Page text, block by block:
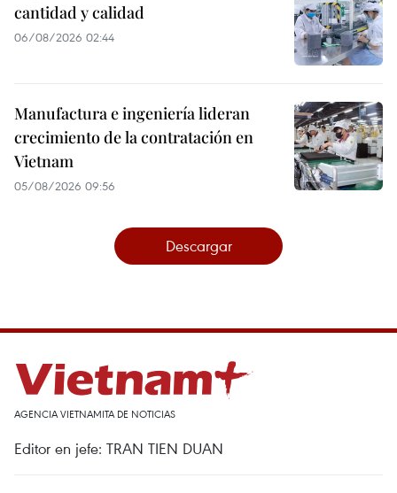
cantidad y calidad
06/08/2026 02:44
Manufactura e ingeniería lideran
crecimiento de la contratación en
Vietnam
05/08/2026 09:56
Descargar
AGENCIA VIETNAMITA DE NOTICIAS
Editor en jefe: TRAN TIEN DUAN